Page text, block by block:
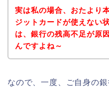
実は私の場合、おたより
ジットカードが使えない
は、銀行の残高不足が原
んですよね～
なので、一度、ご自身の